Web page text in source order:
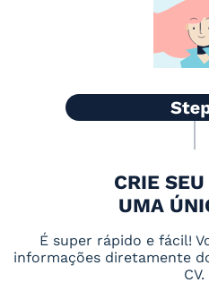
CRIE
UMA
É super rápido e fácil!
informações diretamente
CV.